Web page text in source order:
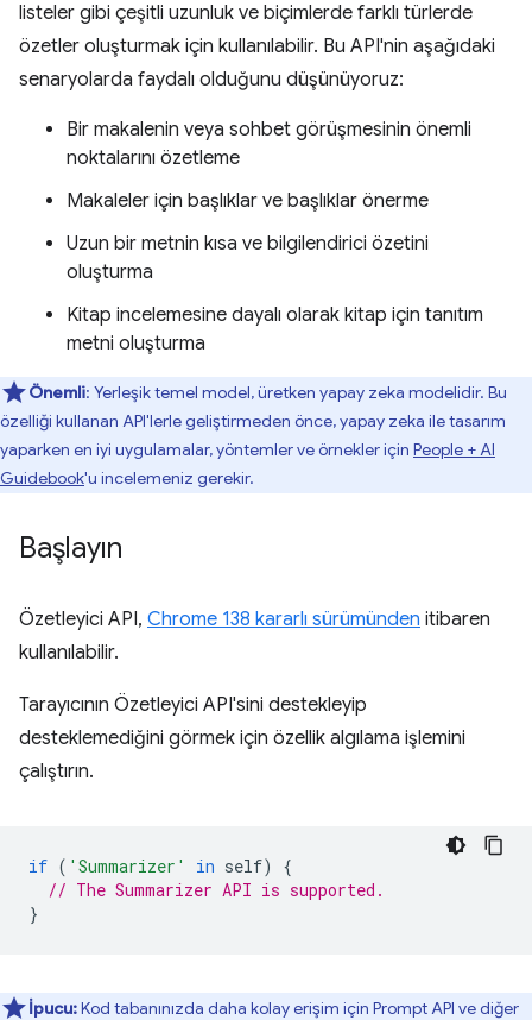
listeler gibi çeşitli uzunluk ve biçimlerde farklı türlerde
özetler oluşturmak için kullanılabilir. Bu API'nin aşağıdaki
senaryolarda faydalı olduğunu düşünüyoruz:
Bir makalenin veya sohbet görüşmesinin önemli
noktalarını özetleme
Makaleler için başlıklar ve başlıklar önerme
Uzun bir metnin kısa ve bilgilendirici özetini
oluşturma
Kitap incelemesine dayalı olarak kitap için tanıtım
metni oluşturma
Önemli: Yerleşik temel model, üretken yapay zeka modelidir. Bu
özelliği kullanan API'lerle geliştirmeden önce, yapay zeka ile tasarım
yaparken en iyi uygulamalar, yöntemler ve örnekler için People + AI
Guidebook'u incelemeniz gerekir.
Başlayın
Özetleyici API, Chrome 138 kararlı sürümünden itibaren
kullanılabilir.
Tarayıcının Özetleyici API'sini destekleyip
desteklemediğini görmek için özellik algılama işlemini
çalıştırın.
if ( 'Summarizer' in self)
{
// The Summarizer API is supported.
}
İpucu:Kod tabanınızda daha kolay erişim için Prompt API ve diğer